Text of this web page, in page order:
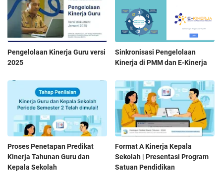
Pengelolaan Kinerja Guru versi
2025
Sinkronisasi Pengelolaan
Kinerja di PMM dan E-Kinerja
Proses Penetapan Predikat
Kinerja Tahunan Guru dan
Kepala Sekolah
Format A Kinerja Kepala
Sekolah | Presentasi Program
Satuan Pendidikan